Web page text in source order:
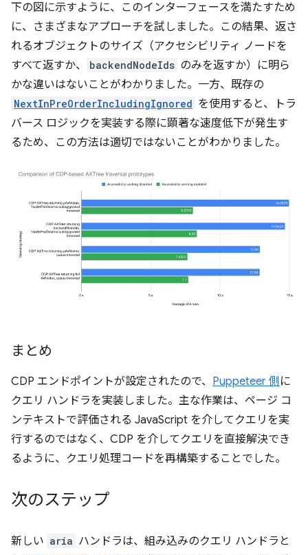
下の図に示すように、このインターフェースを満たすため
に、さまざまなアプローチを試しました。この結果、返さ
れるオブジェクトのサイズ（アクセシビリティ ノードを
すべて返すか、
backendNodeIds のみを返すか）に明ら
かな違いはないことがわかりました。一方、既存の
NextInPreOrderIncludingIgnored を使用すると、トラ
バース ロジックを実装する際に顕著な速度低下が発生す
るため、この方法は適切ではないことがわかりました。
まとめ
CDP エンドポイントが設定されたので、 Puppeteer 側 に
クエリ ハンドラを実装しました。主な作業は、ページ コ
ンテキストで評価される JavaScript を介してクエリを実
行するのではなく、CDP を介してクエリを直接解決でき
るように、クエリ処理コードを再構築することでした。
次のステップ
新しい aria ハンドラは、組み込みのクエリ ハンドラと